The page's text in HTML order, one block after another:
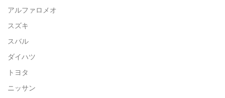
アルファロメオ
スズキ
スバル
ダイハツ
トヨタ
ニッサン